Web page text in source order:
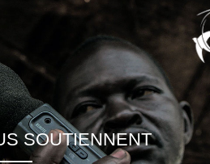
SOUTIENNENT